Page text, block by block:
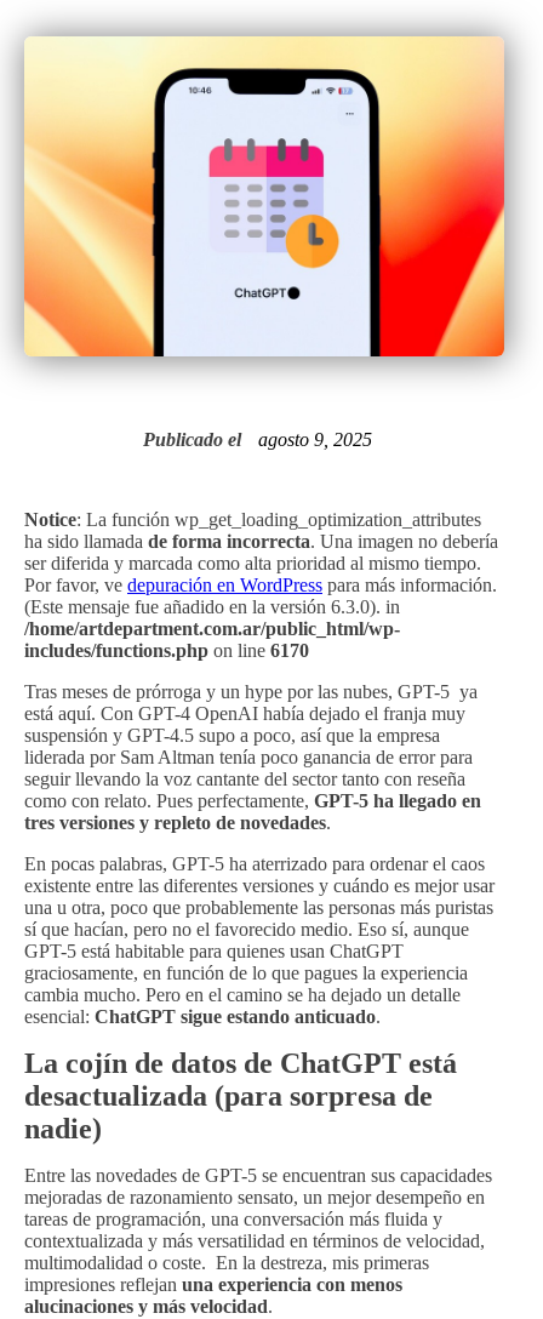
Publicado el agosto 9, 2025
Notice: La función wp_get_loading_optimization_attributes
ha sido llamada de forma incorrecta. Una imagen no debería
ser diferida y marcada como alta prioridad al mismo tiempo.
Por favor, ve depuración en WordPress para más información.
(Este mensaje fue añadido en la versión 6.3.0). in
/home/artdepartment.com.ar/public_html/wp-
includes/functions.php on line 6170
Tras meses de prórroga y un hype por las nubes, GPT-5 ya
está aquí. Con GPT-4 OpenAI había dejado el franja muy
suspensión y GPT-4.5 supo a poco, así que la empresa
liderada por Sam Altman tenía poco ganancia de error para
seguir llevando la voz cantante del sector tanto con reseña
como con relato. Pues perfectamente, GPT-5 ha llegado en
tres versiones y repleto de novedades.
En pocas palabras, GPT-5 ha aterrizado para ordenar el caos
existente entre las diferentes versiones y cuándo es mejor usar
una u otra, poco que probablemente las personas más puristas
sí que hacían, pero no el favorecido medio. Eso sí, aunque
GPT-5 está habitable para quienes usan ChatGPT
graciosamente, en función de lo que pagues la experiencia
cambia mucho. Pero en el camino se ha dejado un detalle
esencial: ChatGPT sigue estando anticuado.
La cojín de datos de ChatGPT está
desactualizada (para sorpresa de
nadie)
Entre las novedades de GPT-5 se encuentran sus capacidades
mejoradas de razonamiento sensato, un mejor desempeño en
tareas de programación, una conversación más fluida y
contextualizada y más versatilidad en términos de velocidad,
multimodalidad o coste. En la destreza, mis primeras
impresiones reflejan una experiencia con menos
alucinaciones y más velocidad.